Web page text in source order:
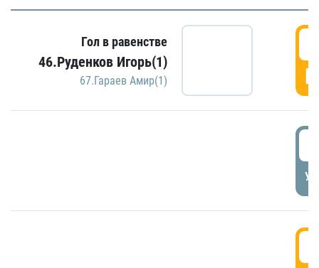
Гол в равенстве
46.Руденков Игорь(1)
67.Гараев Амир(1)